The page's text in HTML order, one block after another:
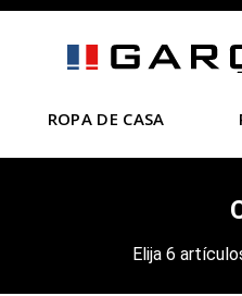
ROPA DE CASA
Elija 6